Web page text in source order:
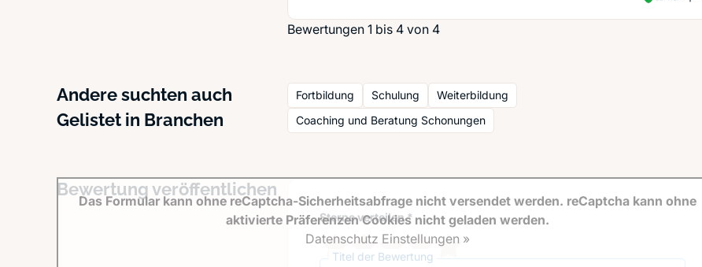
Bewertungen 1 bis 4 von 4
Andere suchten auch Fortbildung Schulung Weiterbildung
Gelistet in Branchen Coaching und Beratung Schonungen
Bewertung veröffentlichen
Sterne verteilen *
Titel der Bewertung
Das Formular kann ohne reCaptcha-Sicherheitsabfrage nicht versendet werden. reCaptcha kann ohne
aktivierte Präferenzen Cookies nicht geladen werden.
Datenschutz Einstellungen »